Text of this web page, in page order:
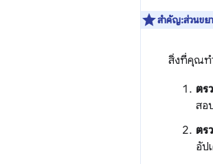
สำคัญ:ส่วนขย
สิ่งที่คุณท
ตร
สอ
ตร
อัป